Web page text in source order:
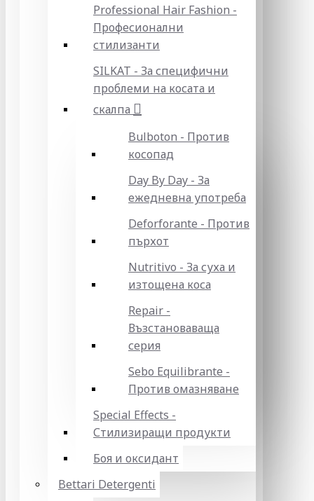
Professional Hair Fashion -
Професионални
стилизанти
SILKAT - За специфични
проблеми на косата и
скалпа
Bulboton - Против
косопад
Day By Day - За
ежедневна употреба
Deforforante - Против
пърхот
Nutritivo - За суха и
изтощена коса
Repair -
Възстановаваща
серия
Sebo Equilibrante -
Против омазняване
Special Effects -
Стилизиращи продукти
Боя и оксидант
Bettari Detergenti